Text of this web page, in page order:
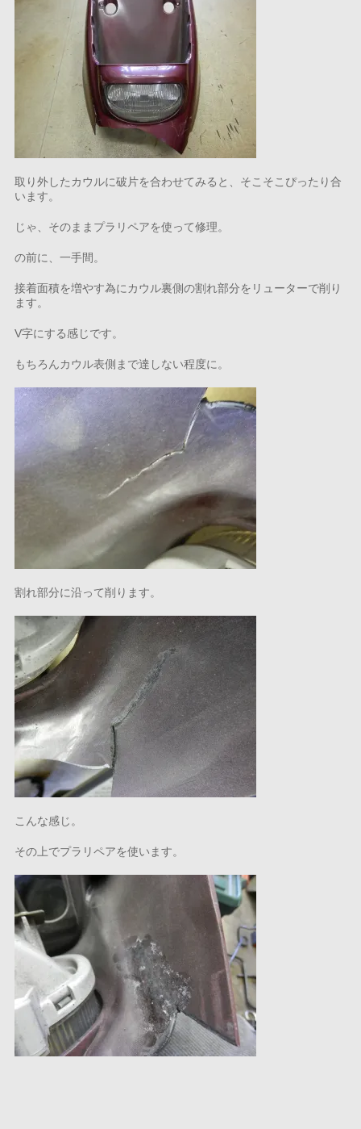
取り外したカウルに破片を合わせてみると、そこそこぴったり合
います。
じゃ、そのままプラリペアを使って修理。
の前に、一手間。
接着面積を増やす為にカウル裏側の割れ部分をリューターで削り
ます。
V字にする感じです。
もちろんカウル表側まで達しない程度に。
割れ部分に沿って削ります。
こんな感じ。
その上でプラリペアを使います。